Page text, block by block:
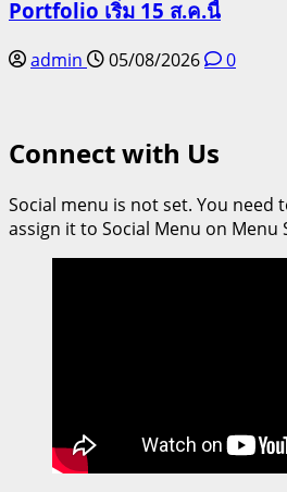
Portfolio เริ่ม 15 ส.ค.นี้
admin 05/08/2026 0
Connect with Us
Social menu is not set. You need
assign it to Social Menu on Menu